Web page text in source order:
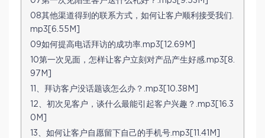
08其他渠道得到的联系方式，如何让客户顺利接受我们.
mp3[6.55M]
09如何提高电话拜访的成功率.mp3[12.69M]
10第一次见面，怎样让客户立刻对产品产生好感.mp3[8.
97M]
11、拜访客户没话题该怎么办？.mp3[10.38M]
12、初次见客户，谈什么最能引起客户兴趣？.mp3[16.3
0M]
13、如何让客户自愿留下自己的手机号.mp3[11.41M]